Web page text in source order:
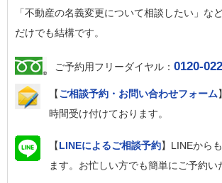
「不動産の名義変更について相談したい」な
だけでも結構です。
ご予約用フリーダイヤル： 0120-
【ご相談予約・お問い合わせフォーム
時間受け付けております。
【LINEによるご相談予約】LINEから
ます。お忙しい方でも簡単にご予約い